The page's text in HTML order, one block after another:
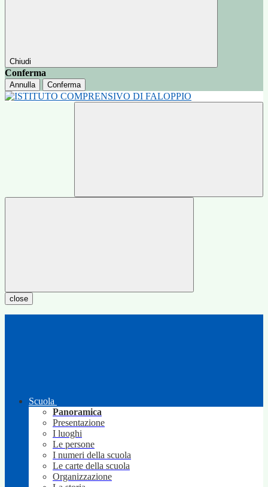
Chiudi
Conferma
Annulla Conferma
close
Scuola
Panoramica
Presentazione
I luoghi
Le persone
I numeri della scuola
Le carte della scuola
Organizzazione